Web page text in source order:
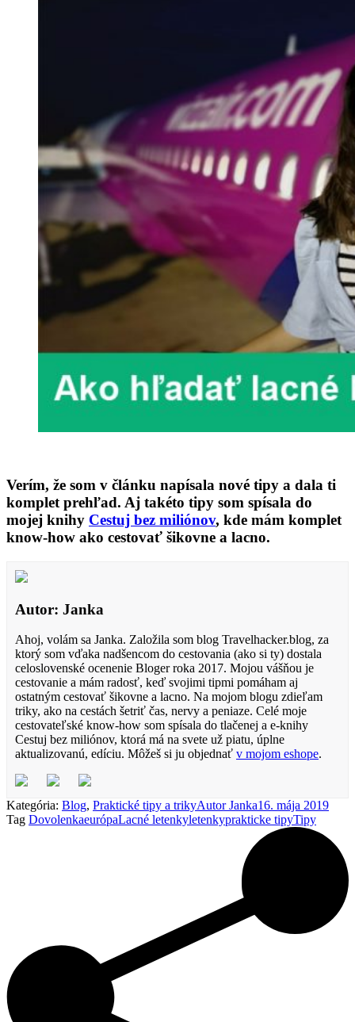
Verím, že som v článku napísala nové tipy a dala ti
komplet prehľad. Aj takéto tipy som spísala do
mojej knihy Cestuj bez miliónov, kde mám komplet
know-how ako cestovať šikovne a lacno.
Autor: Janka
Ahoj, volám sa Janka. Založila som blog Travelhacker.blog, za
ktorý som vďaka nadšencom do cestovania (ako si ty) dostala
celoslovenské ocenenie Bloger roka 2017. Mojou vášňou je
cestovanie a mám radosť, keď svojimi tipmi pomáham aj
ostatným cestovať šikovne a lacno. Na mojom blogu zdieľam
triky, ako na cestách šetriť čas, nervy a peniaze. Celé moje
cestovateľské know-how som spísala do tlačenej a e-knihy
Cestuj bez miliónov, ktorá má na svete už piatu, úplne
aktualizovanú, edíciu. Môžeš si ju objednať v mojom eshope.
Kategória: Blog, Praktické tipy a trikyAutorJanka16. mája 2019
Tag DovolenkaeurópaLacné letenkyletenkyprakticke tipyTipy